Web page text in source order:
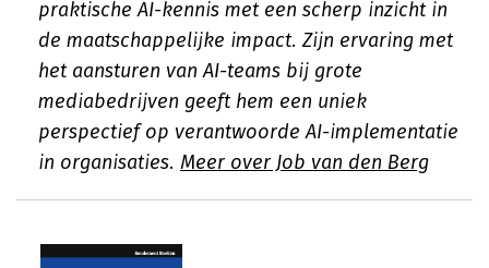
praktische AI-kennis met een scherp inzicht in
de maatschappelijke impact. Zijn ervaring met
het aansturen van AI-teams bij grote
mediabedrijven geeft hem een uniek
perspectief op verantwoorde AI-implementatie
in organisaties. Meer over Job van den Berg